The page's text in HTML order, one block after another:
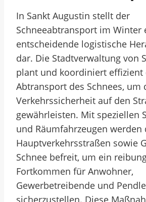
In Sankt Augustin stellt der
Schneeabtransport im Winter
entscheidende logistische
dar. Die Stadtverwaltung von
plant und koordiniert effizient
Abtransport des Schnees, um
Verkehrssicherheit auf den
gewährleisten. Mit speziellen
und Räumfahrzeugen werden
Hauptverkehrsstraßen sowie
Schnee befreit, um ein
Fortkommen für Anwohner,
Gewerbetreibende und
sicherzustellen. Diese